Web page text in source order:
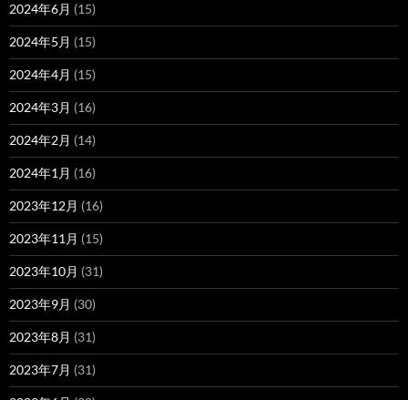
2024年6月 (15)
2024年5月 (15)
2024年4月 (15)
2024年3月 (16)
2024年2月 (14)
2024年1月 (16)
2023年12月 (16)
2023年11月 (15)
2023年10月 (31)
2023年9月 (30)
2023年8月 (31)
2023年7月 (31)